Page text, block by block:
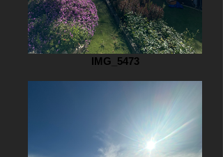
IMG_5473